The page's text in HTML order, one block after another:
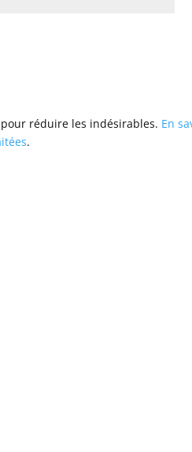
réduire les indésirables. En
.